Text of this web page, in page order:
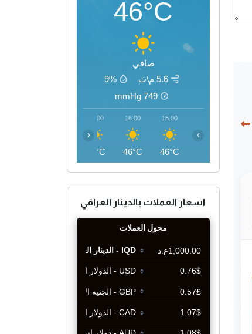
46°C
صافي
5.6 م\ث
9%
749
mmHg
15:00
46°C
16:00
46°C
17:00
45°C
‹ ›
اسعار العملات بالدينار العراقي